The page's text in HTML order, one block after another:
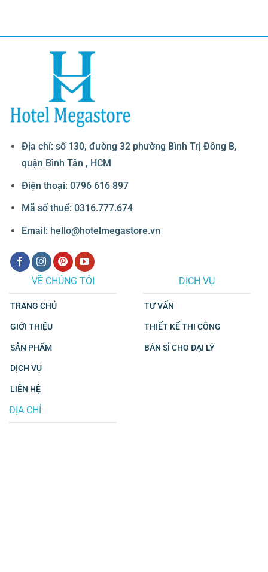
Địa chỉ: số 130, đường 32 phường Bình Trị Đông B,
quận Bình Tân , HCM
Điện thoại: 0796 616 897
Mã số thuế: 0316.777.674
Email: hello@hotelmegastore.vn
VỀ CHÚNG TÔI
TRANG CHỦ
GIỚI THIỆU
SẢN PHẨM
DỊCH VỤ
LIÊN HỆ
DỊCH VỤ
TƯ VẤN
THIẾT KẾ THI CÔNG
BÁN SỈ CHO ĐẠI LÝ
ĐỊA CHỈ